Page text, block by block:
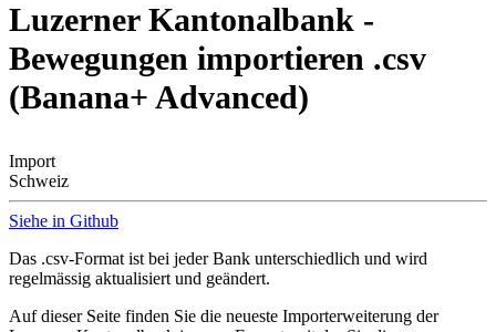
Luzerner Kantonalbank -
Bewegungen importieren .csv
(Banana+ Advanced)
Import
Schweiz
Siehe in Github
Das .csv-Format ist bei jeder Bank unterschiedlich und wird
regelmässig aktualisiert und geändert.
Auf dieser Seite finden Sie die neueste Importerweiterung der